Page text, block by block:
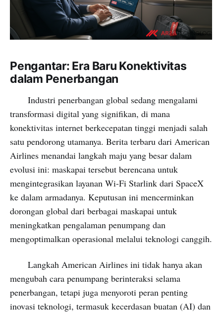
Pengantar: Era Baru Konektivitas
dalam Penerbangan
Industri penerbangan global sedang mengalami
transformasi digital yang signifikan, di mana
konektivitas internet berkecepatan tinggi menjadi salah
satu pendorong utamanya. Berita terbaru dari American
Airlines menandai langkah maju yang besar dalam
evolusi ini: maskapai tersebut berencana untuk
mengintegrasikan layanan Wi-Fi Starlink dari SpaceX
ke dalam armadanya. Keputusan ini mencerminkan
dorongan global dari berbagai maskapai untuk
meningkatkan pengalaman penumpang dan
mengoptimalkan operasional melalui teknologi canggih.
Langkah American Airlines ini tidak hanya akan
mengubah cara penumpang berinteraksi selama
penerbangan, tetapi juga menyoroti peran penting
inovasi teknologi, termasuk kecerdasan buatan (AI) dan